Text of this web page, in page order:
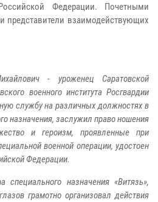
Федерации. Почетными
представители взаимодействующих
- уроженец Саратовской
военного института Росгвардии
службу на различных должностях в
назначения, заслужил право ношения
и героизм, проявленные при
военной операции, удостоен
Федерации.
специального назначения «Витязь»,
грамотно организовал действия